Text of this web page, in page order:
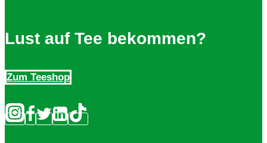
Lust auf Tee bekommen?
Zum Teeshop